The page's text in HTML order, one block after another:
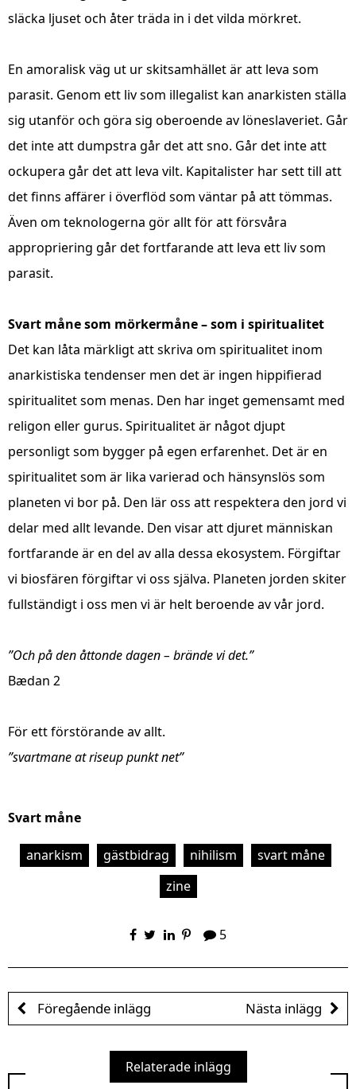
släcka ljuset och åter träda in i det vilda mörkret.
En amoralisk väg ut ur skitsamhället är att leva som
parasit. Genom ett liv som illegalist kan anarkisten ställa
sig utanför och göra sig oberoende av löneslaveriet. Går
det inte att dumpstra går det att sno. Går det inte att
ockupera går det att leva vilt. Kapitalister har sett till att
det finns affärer i överflöd som väntar på att tömmas.
Även om teknologerna gör allt för att försvåra
appropriering går det fortfarande att leva ett liv som
parasit.
Svart måne som mörkermåne – som i spiritualitet
Det kan låta märkligt att skriva om spiritualitet inom
anarkistiska tendenser men det är ingen hippifierad
spiritualitet som menas. Den har inget gemensamt med
religon eller gurus. Spiritualitet är något djupt
personligt som bygger på egen erfarenhet. Det är en
spiritualitet som är lika varierad och hänsynslös som
planeten vi bor på. Den lär oss att respektera den jord vi
delar med allt levande. Den visar att djuret människan
fortfarande är en del av alla dessa ekosystem. Förgiftar
vi biosfären förgiftar vi oss själva. Planeten jorden skiter
fullständigt i oss men vi är helt beroende av vår jord.
”Och på den åttonde dagen – brände vi det.”
Bædan 2
För ett förstörande av allt.
”svartmane at riseup punkt net”
Svart måne
anarkism gästbidrag nihilism
svart måne
zine
5
Föregående inlägg Nästa inlägg
Relaterade inlägg